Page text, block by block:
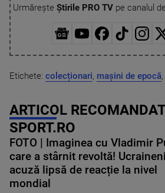
Urmărește Știrile PRO TVpe canalul
Etichete: colecționari, mașini de epocă,
ARTICOL
SPORT.RO
FOTO | Imaginea cu Vladimir
care a stârnit revoltă!
acuză lipsă de reacție la nivel
mondial